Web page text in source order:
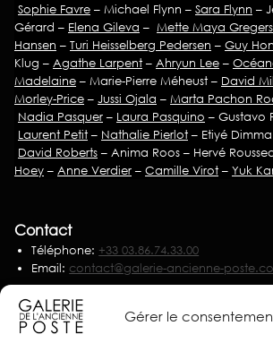
Gérer le
Sophie Favre – Michael Flynn – Sara Flynn –
Gérard – Elena Gileva – Mette Maya
Hansen – Turi Heisselberg Pedersen – Guy
Klug – Agathe Larpent – Ahryun Lee –
Madelaine – Marie-Pierre Méheust – David
Morley-Price – Jussi Ojala – Marta Pachon
Nadia Pasquer – Laura Pasquino – Gustavo
Laurent Petit – Nathalie Pierlot – Etiyé
David Roberts – Anima Roos – Hervé
Hoey – Anne Verdier – Camille Virot – Yuk
Contact
Téléphone: +33 03.86.74.33.00
Email: contact@galerie-ancienne-
Nous écrire